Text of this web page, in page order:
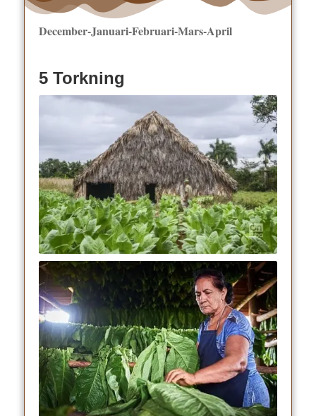
December-Januari-Februari-Mars-April
5 Torkning